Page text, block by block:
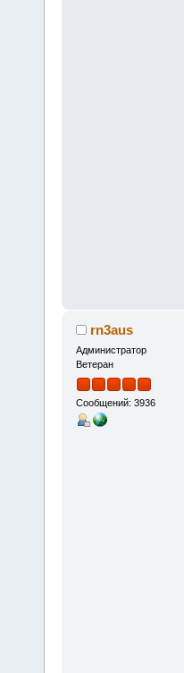
rn3aus
Администратор
Ветеран
Сообщений: 3936